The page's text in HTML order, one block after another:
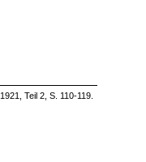
Teil 2, S. 110-119.